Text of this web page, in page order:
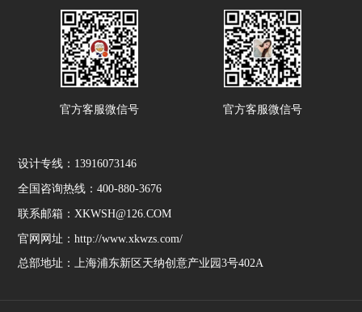
官方客服微信号 官方客服微信号
设计专线：13916073146
全国咨询热线：400-880-3676
联系邮箱：XKWSH@126.COM
官网网址：http://www.xkwzs.com/
总部地址：上海浦东新区天纳创意产业园3号402A